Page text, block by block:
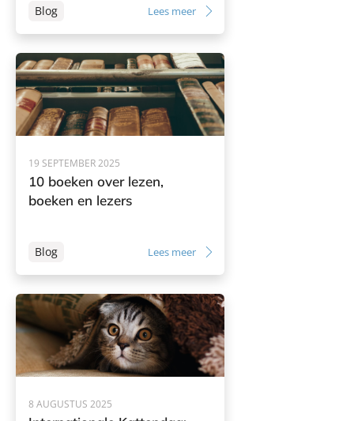
Blog Lees meer
19 SEPTEMBER 2025
10 boeken over lezen,
boeken en lezers
Blog Lees meer
8 AUGUSTUS 2025